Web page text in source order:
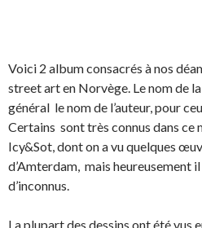
Voici 2 album consacrés à nos
street art en Norvège. Le nom de
général le nom de l’auteur, pour
Certains sont très connus dans ce
Icy&Sot, dont on a vu quelques
d’Amterdam, mais heureusement
d’inconnus.
La plupart des dessins ont été vus